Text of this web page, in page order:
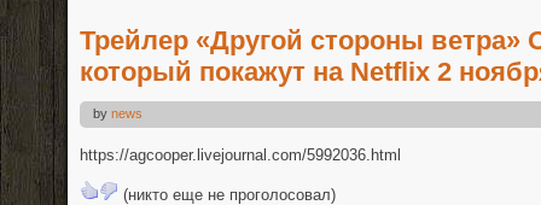
Трейлер «Другой стороны ветра»
который покажут на Netflix 2
by news
https://agcooper.livejournal.com/5992036.html
(никто еще не проголосовал)